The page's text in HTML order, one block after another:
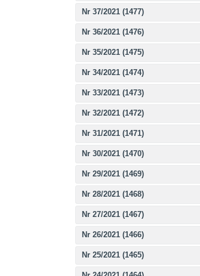
Nr 37/2021 (1477)
Nr 36/2021 (1476)
Nr 35/2021 (1475)
Nr 34/2021 (1474)
Nr 33/2021 (1473)
Nr 32/2021 (1472)
Nr 31/2021 (1471)
Nr 30/2021 (1470)
Nr 29/2021 (1469)
Nr 28/2021 (1468)
Nr 27/2021 (1467)
Nr 26/2021 (1466)
Nr 25/2021 (1465)